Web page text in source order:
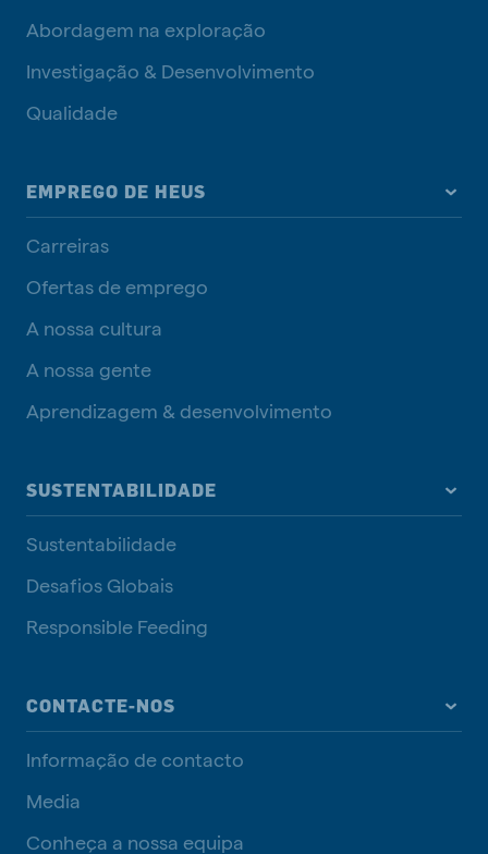
Abordagem na exploração
Investigação & Desenvolvimento
Qualidade
EMPREGO DE HEUS
Carreiras
Ofertas de emprego
A nossa cultura
A nossa gente
Aprendizagem & desenvolvimento
SUSTENTABILIDADE
Sustentabilidade
Desafios Globais
Responsible Feeding
CONTACTE-NOS
Informação de contacto
Media
Conheça a nossa equipa